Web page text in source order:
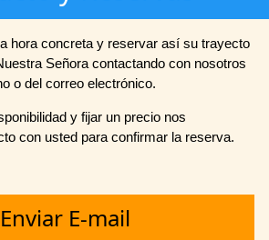
hora concreta y reservar así su trayecto
Señora contactando con nosotros
o del correo electrónico.
y fijar un precio nos
con usted para confirmar la reserva.
Enviar E-mail